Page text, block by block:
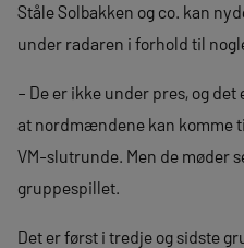
Ståle Solbakken og co. kan
under radaren i forhold til
– De er ikke under pres, og
at nordmændene kan komme
VM-slutrunde. Men de møder
gruppespillet.
Det er først i tredje og sidste